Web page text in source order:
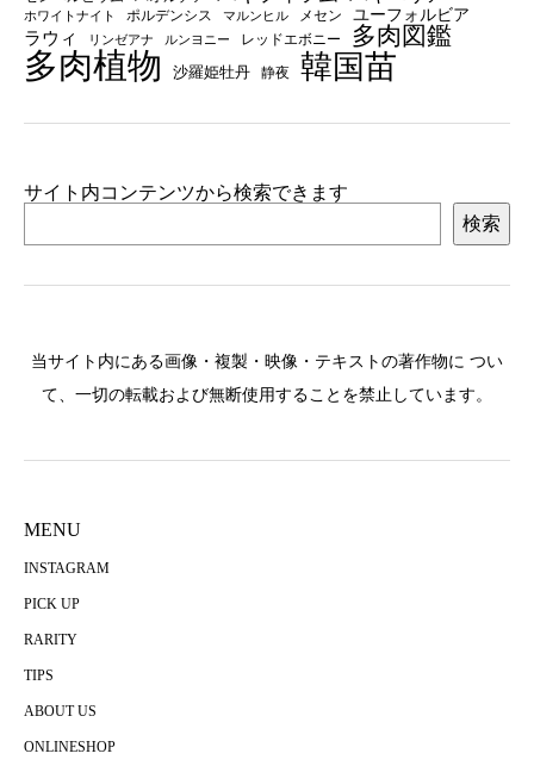
ホワイトナイト ポルデンシス マルンヒル メセン
ユーフォルビア
ラウィ
リンゼアナ ルンヨニー レッドエボニー 多肉図鑑
多肉植物 沙羅姫牡丹 静夜 韓国苗
サイト内コンテンツから検索できます
検索
当サイト内にある画像・複製・映像・テキストの著作物に つい
て、一切の転載および無断使用することを禁止しています。
MENU
INSTAGRAM
PICK UP
RARITY
TIPS
ABOUT US
ONLINESHOP